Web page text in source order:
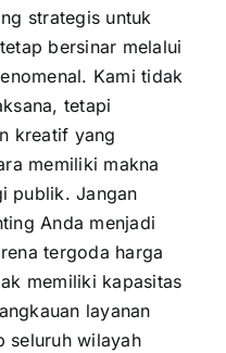
strategis untuk
bersinar melalui
Kami tidak
tetapi
kreatif yang
memiliki makna
publik. Jangan
Anda menjadi
tergoda harga
memiliki kapasitas
layanan
seluruh wilayah